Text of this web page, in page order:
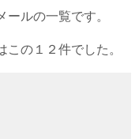
ルの一覧です。
の１２件でした。